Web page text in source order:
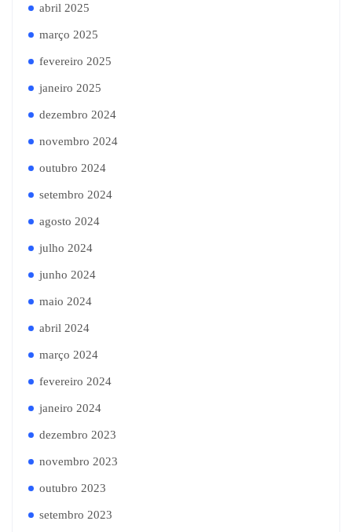
abril 2025
março 2025
fevereiro 2025
janeiro 2025
dezembro 2024
novembro 2024
outubro 2024
setembro 2024
agosto 2024
julho 2024
junho 2024
maio 2024
abril 2024
março 2024
fevereiro 2024
janeiro 2024
dezembro 2023
novembro 2023
outubro 2023
setembro 2023